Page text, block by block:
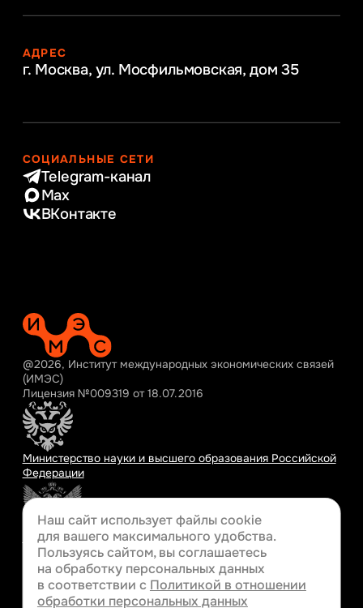
АДРЕС
г. Москва, ул. Мосфильмовская, дом 35
СОЦИАЛЬНЫЕ СЕТИ
Telegram-канал
Max
ВКонтакте
@2026, Институт международных экономических связей
(ИМЭС)
Лицензия №009319 от 18.07.2016
Министерство науки и высшего образования Российской
Федерации
Министерство просвещения Российской Федерации
Разработка сайта
Наш сайт использует файлы cookie
для вашего максимального удобства.
Пользуясь сайтом, вы соглашаетесь
на обработку персональных данных
в соответствии с Политикой в отношении
обработки персональных данных